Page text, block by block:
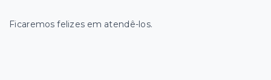
Ficaremos felizes em atendê-los.